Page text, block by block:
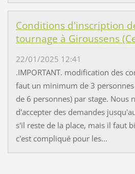
Conditions d'inscription
tournage à Giroussens
22/01/2025 12:41
.IMPORTANT. modification des
faut un minimum de 3
de 6 personnes) par stage. Nous
d'accepter des demandes
s'il reste de la place, mais il faut
c'est compliqué pour les...